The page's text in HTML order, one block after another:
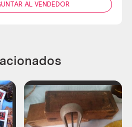
AL VENDEDOR